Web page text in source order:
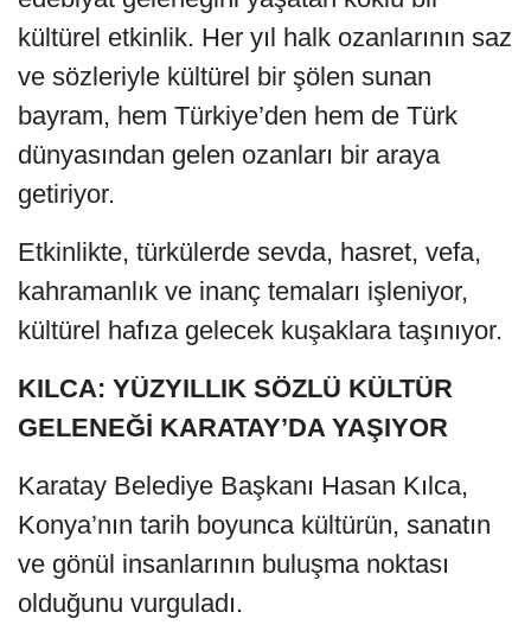
kültürel etkinlik. Her yıl halk ozanlarının saz
ve sözleriyle kültürel bir şölen sunan
bayram, hem Türkiye’den hem de Türk
dünyasından gelen ozanları bir araya
getiriyor.
Etkinlikte, türkülerde sevda, hasret, vefa,
kahramanlık ve inanç temaları işleniyor,
kültürel hafıza gelecek kuşaklara taşınıyor.
KILCA: YÜZYILLIK SÖZLÜ KÜLTÜR
GELENEĞİ KARATAY’DA YAŞIYOR
Karatay Belediye Başkanı Hasan Kılca,
Konya’nın tarih boyunca kültürün, sanatın
ve gönül insanlarının buluşma noktası
olduğunu vurguladı.